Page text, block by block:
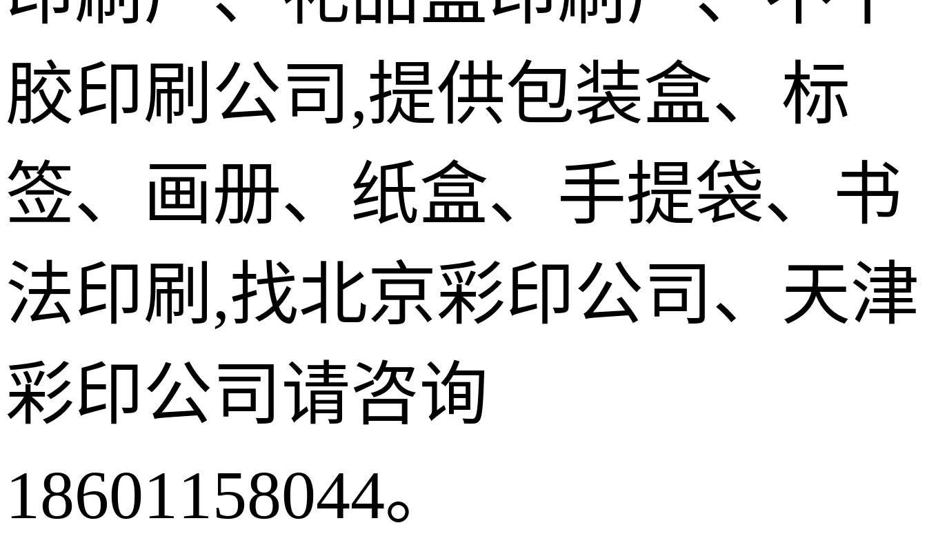
胶印刷公司,提供包装盒、标
签、画册、纸盒、手提袋、书
法印刷,找北京彩印公司、天津
彩印公司请咨询
18601158044。